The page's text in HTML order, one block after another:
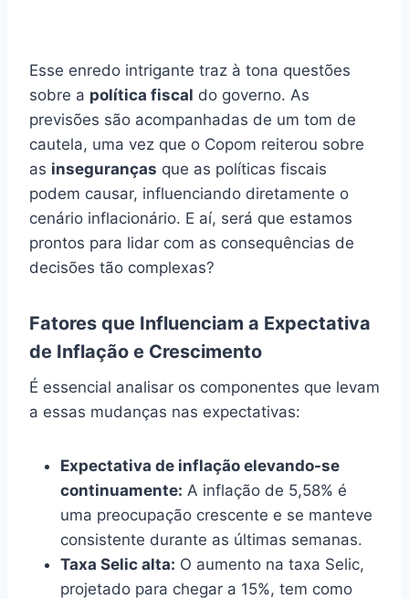
Esse enredo intrigante traz à tona questões
sobre a política fiscal do governo. As
previsões são acompanhadas de um tom de
cautela, uma vez que o Copom reiterou sobre
as inseguranças que as políticas fiscais
podem causar, influenciando diretamente o
cenário inflacionário. E aí, será que estamos
prontos para lidar com as consequências de
decisões tão complexas?
Fatores que Influenciam a Expectativa
de Inflação e Crescimento
É essencial analisar os componentes que levam
a essas mudanças nas expectativas:
Expectativa de inflação elevando-se
continuamente: A inflação de 5,58% é
uma preocupação crescente e se manteve
consistente durante as últimas semanas.
Taxa Selic alta: O aumento na taxa Selic,
projetado para chegar a 15%, tem como